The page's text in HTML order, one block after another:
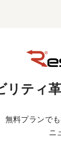
リティ
無料プランで
ニ